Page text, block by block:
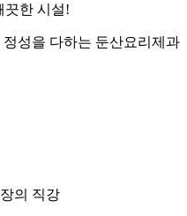
끗한 시설!
성을 다하는 둔산요리제과
의 직강